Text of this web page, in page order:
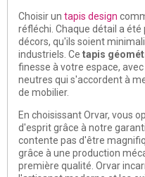
Choisir un tapis design
réfléchi. Chaque détail a
décors, qu'ils soient
industriels. Ce tapis
finesse à votre espace,
neutres qui s'accordent à
de mobilier.
En choisissant Orvar, vous
d'esprit grâce à notre
contente pas d'être
grâce à une production
première qualité. Orvar